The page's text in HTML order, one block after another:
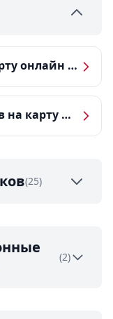
Срочный микрозайм на карту онлайн — получить деньги за 5 минут
Микрозаймы без процентов на карту — ТОП-10 за 2026 год
(25)
(2)